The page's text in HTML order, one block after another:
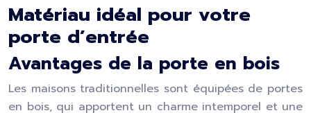
Matériau idéal pour votre
porte d’entrée
Avantages de la porte en bois
Les maisons traditionnelles sont équipées de portes
en bois, qui apportent un charme intemporel et une